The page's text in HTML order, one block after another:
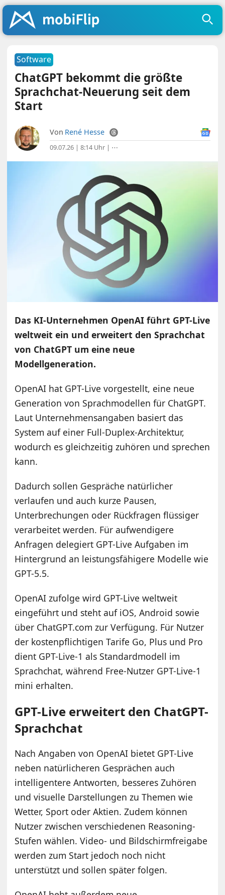
Software
ChatGPT bekommt die größte
Sprachchat-Neuerung seit dem
Start
Von René Hesse
09.07.26 | 8:14 Uhr | ⋯
Das KI-Unternehmen OpenAI führt GPT-Live
weltweit ein und erweitert den Sprachchat
von ChatGPT um eine neue
Modellgeneration.
OpenAI hat GPT-Live vorgestellt, eine neue
Generation von Sprachmodellen für ChatGPT.
Laut Unternehmensangaben basiert das
System auf einer Full-Duplex-Architektur,
wodurch es gleichzeitig zuhören und sprechen
kann.
Dadurch sollen Gespräche natürlicher
verlaufen und auch kurze Pausen,
Unterbrechungen oder Rückfragen flüssiger
verarbeitet werden. Für aufwendigere
Anfragen delegiert GPT-Live Aufgaben im
Hintergrund an leistungsfähigere Modelle wie
GPT-5.5.
OpenAI zufolge wird GPT-Live weltweit
eingeführt und steht auf iOS, Android sowie
über ChatGPT.com zur Verfügung. Für Nutzer
der kostenpflichtigen Tarife Go, Plus und Pro
dient GPT-Live-1 als Standardmodell im
Sprachchat, während Free-Nutzer GPT-Live-1
mini erhalten.
GPT-Live erweitert den ChatGPT-
Sprachchat
Nach Angaben von OpenAI bietet GPT-Live
neben natürlicheren Gesprächen auch
intelligentere Antworten, besseres Zuhören
und visuelle Darstellungen zu Themen wie
Wetter, Sport oder Aktien. Zudem können
Nutzer zwischen verschiedenen Reasoning-
Stufen wählen. Video- und Bildschirmfreigabe
werden zum Start jedoch noch nicht
unterstützt und sollen später folgen.